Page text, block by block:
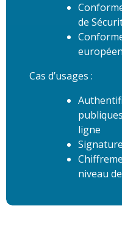
de
Cas d’usages :
ligne
niveau